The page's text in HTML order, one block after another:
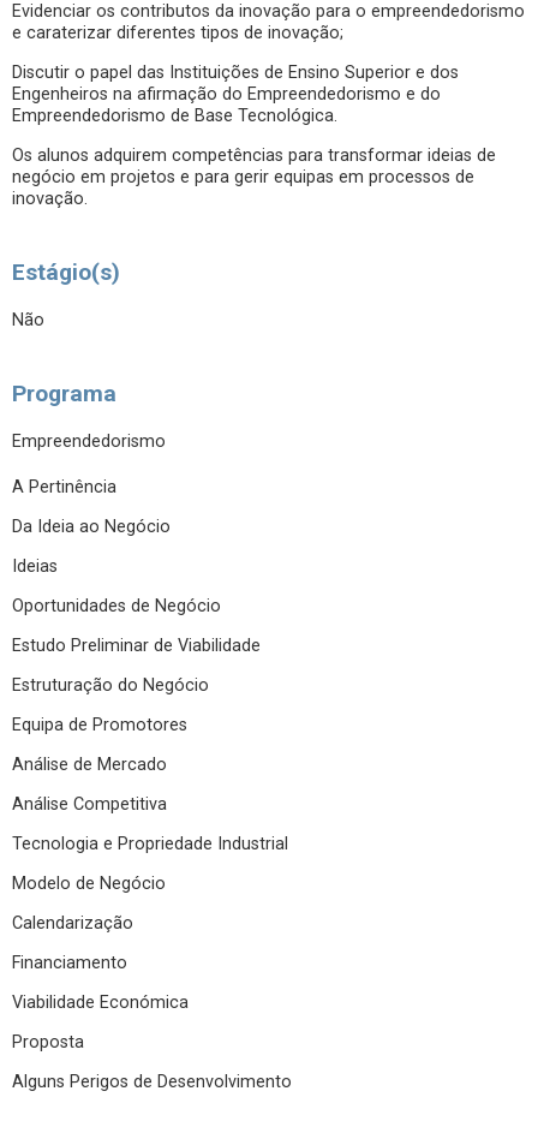
Evidenciar os contributos da inovação para o empreendedorismo
e caraterizar diferentes tipos de inovação;
Discutir o papel das Instituições de Ensino Superior e dos
Engenheiros na afirmação do Empreendedorismo e do
Empreendedorismo de Base Tecnológica.
Os alunos adquirem competências para transformar ideias de
negócio em projetos e para gerir equipas em processos de
inovação.
Estágio(s)
Não
Programa
Empreendedorismo
A Pertinência
Da Ideia ao Negócio
Ideias
Oportunidades de Negócio
Estudo Preliminar de Viabilidade
Estruturação do Negócio
Equipa de Promotores
Análise de Mercado
Análise Competitiva
Tecnologia e Propriedade Industrial
Modelo de Negócio
Calendarização
Financiamento
Viabilidade Económica
Proposta
Alguns Perigos de Desenvolvimento